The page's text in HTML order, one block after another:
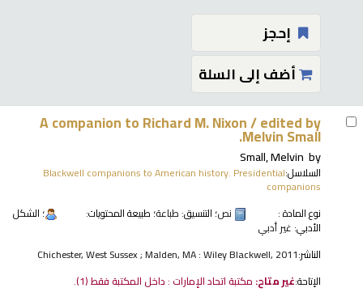
إحجز
أضف إلى السلة
A companion to Richard M. Nixon /edited by
Melvin Small.
by
Small, Melvin
السلاسل:Blackwell companions to American history. Presidential
companions
نوع المادة :
نص؛ التنسيق: طباعة؛ طبيعة المحتويات: ؛ الشكل
الأدبي: غير أدبي
الناشر:Chichester, West Sussex ; Malden, MA : Wiley Blackwell, 2011
الإتاحة:غير متاح: مكتبة اتحاد الإمارات : داخل المكتبة فقط(1).